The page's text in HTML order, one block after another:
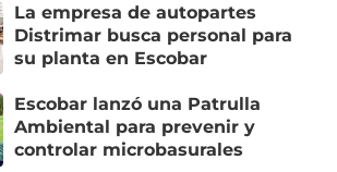
La empresa de autopartes
Distrimar busca personal para
su planta en Escobar
Escobar lanzó una Patrulla
Ambiental para prevenir y
controlar microbasurales